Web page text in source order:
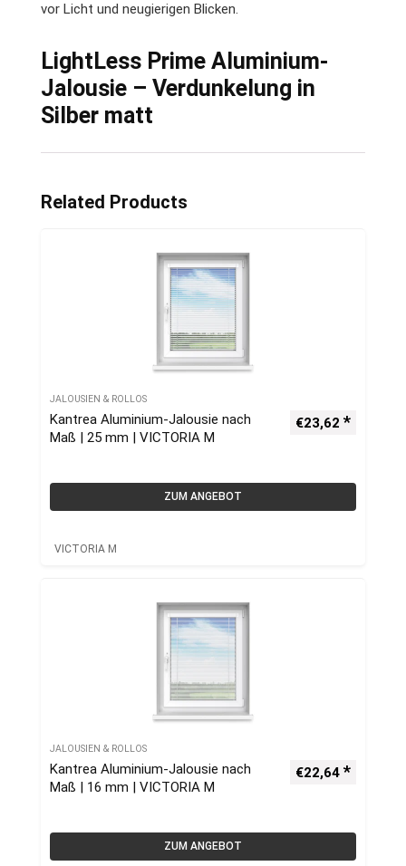
vor Licht und neugierigen Blicken.
LightLess Prime Aluminium-
Jalousie – Verdunkelung in
Silber matt
Related Products
JALOUSIEN & ROLLOS
Kantrea Aluminium-Jalousie nach
Maß | 25 mm | VICTORIA M
€23,62
ZUM ANGEBOT
VICTORIA M
JALOUSIEN & ROLLOS
Kantrea Aluminium-Jalousie nach
Maß | 16 mm | VICTORIA M
€22,64
ZUM ANGEBOT